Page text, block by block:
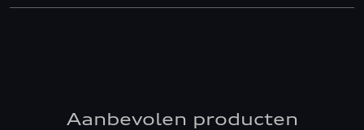
Aanbevolen producten